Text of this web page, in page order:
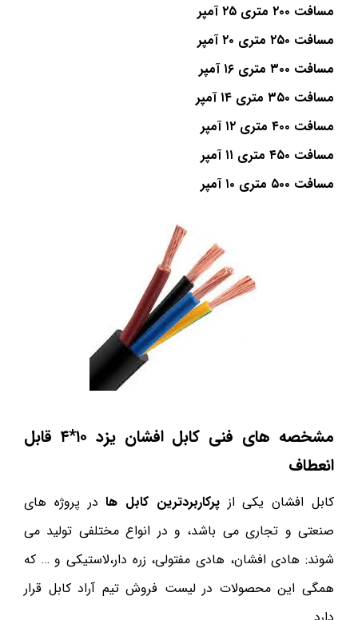
مسافت ۲۰۰ متری ۲۵ آمپر
مسافت ۲۵۰ متری ۲۰ آمپر
مسافت ۳۰۰ متری ۱۶ آمپر
مسافت ۳۵۰ متری ۱۴ آمپر
مسافت ۴۰۰ متری ۱۲ آمپر
مسافت ۴۵۰ متری ۱۱ آمپر
مسافت ۵۰۰ متری ۱۰ آمپر
مشخصه های فنی کابل افشان یزد ۱۰*۴ قابل
انعطاف
کابل افشان یکی از پرکاربردترین کابل هادر پروژه های
صنعتی و تجاری می باشد، و در انواع مختلفی تولید می
شوند: هادی افشان، هادی مفتولی، زره دار،لاستیکی و … که
همگی این محصولات در لیست فروش تیم آراد کابل قرار